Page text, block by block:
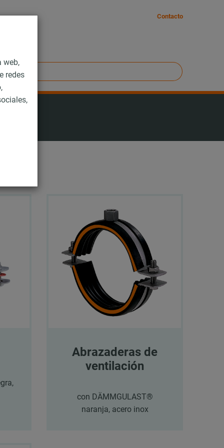
web,
redes
Contacto
Abrazaderas de
ventilación
con DÄMMGULAST®
naranja, acero inox